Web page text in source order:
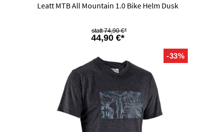
Leatt MTB All Mountain 1.0 Bike Helm Dusk
44,90 €*
74,90 €*
-33%